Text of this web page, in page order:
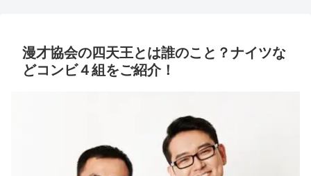
漫才協会の四天王とは誰のこと？ナイツな
どコンビ４組をご紹介！